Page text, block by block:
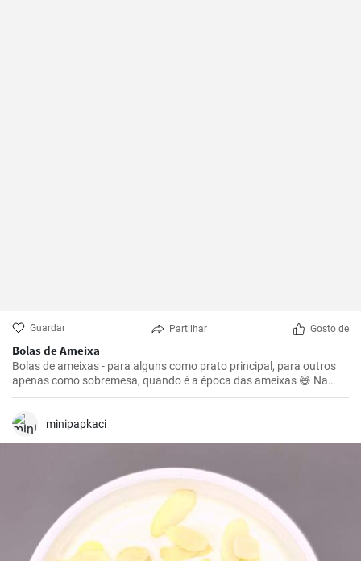
Guardar Partilhar Gosto de
Bolas de Ameixa
Bolas de ameixas - para alguns como prato principal, para outros
apenas como sobremesa, quando é a época das ameixas 😅 Na
casa de campo, tudo sempre tem um sabor mais caseiro e melhor,
minipapkaci